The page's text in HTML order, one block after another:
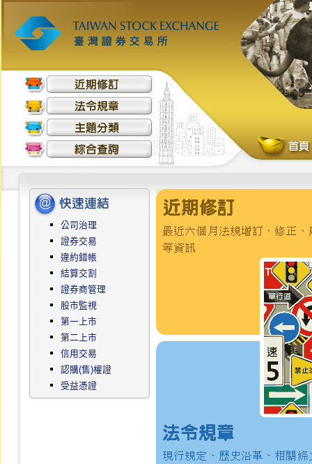
公司治理
證券交易
違約錯帳
結算交割
證券商管理
股市監視
第一上市
第二上市
信用交易
認購(售)權證
受益憑證